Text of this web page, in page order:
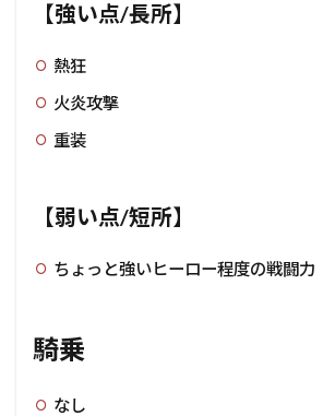
【強い点/長所】
熱狂
火炎攻撃
重装
【弱い点/短所】
ちょっと強いヒーロー程度の戦闘力
騎乗
なし